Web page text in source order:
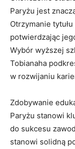
Paryżu jest
Otrzymanie
potwierdzając
Wybór wyższej
Tobianaha
w rozwijaniu
Zdobywanie
Paryżu stanowi
do sukcesu
stanowi solidną